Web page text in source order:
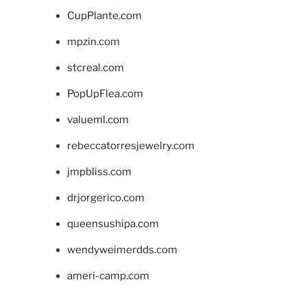
CupPlante.com
mpzin.com
stcreal.com
PopUpFlea.com
valueml.com
rebeccatorresjewelry.com
jmpbliss.com
drjorgerico.com
queensushipa.com
wendyweimerdds.com
ameri-camp.com